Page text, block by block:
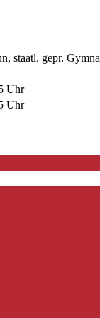
staatl. gepr.
Uhr
Uhr